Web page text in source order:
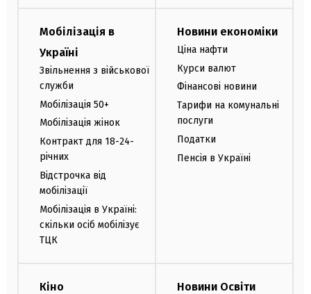
Мобілізація в
Україні
Звільнення з військової
служби
Мобілізація 50+
Мобілізація жінок
Контракт для 18-24-
річних
Відстрочка від
мобілізації
Мобілізація в Україні:
скільки осіб мобілізує
ТЦК
Новини економіки
Ціна нафти
Курси валют
Фінансові новини
Тарифи на комунальні
послуги
Податки
Пенсія в Україні
Кіно Новини Освіти